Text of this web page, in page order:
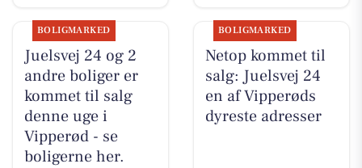
BOLIGMARKED
Juelsvej 24 og 2
andre boliger er
kommet til salg
denne uge i
Vipperød - se
boligerne her.
BOLIGMARKED
Netop kommet til
salg: Juelsvej 24
en af Vipperøds
dyreste adresser